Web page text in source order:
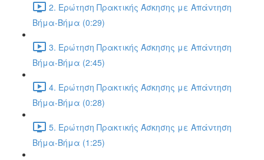
2. Ερώτηση Πρακτικής Άσκησης με Απάντηση
Βήμα-Βήμα (0:29)
3. Ερώτηση Πρακτικής Άσκησης με Απάντηση
Βήμα-Βήμα (2:45)
4. Ερώτηση Πρακτικής Άσκησης με Απάντηση
Βήμα-Βήμα (0:28)
5. Ερώτηση Πρακτικής Άσκησης με Απάντηση
Βήμα-Βήμα (1:25)